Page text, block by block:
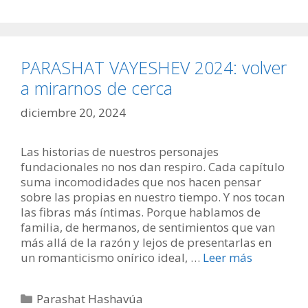
PARASHAT VAYESHEV 2024: volver
a mirarnos de cerca
diciembre 20, 2024
Las historias de nuestros personajes
fundacionales no nos dan respiro. Cada capítulo
suma incomodidades que nos hacen pensar
sobre las propias en nuestro tiempo. Y nos tocan
las fibras más íntimas. Porque hablamos de
familia, de hermanos, de sentimientos que van
más allá de la razón y lejos de presentarlas en
un romanticismo onírico ideal, … Leer más
Categorías
Parashat Hashavúa